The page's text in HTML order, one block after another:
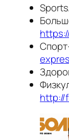
http://